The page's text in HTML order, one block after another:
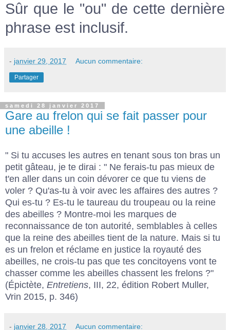
Sûr que le "ou" de cette dernière
phrase est inclusif.
- janvier 29, 2017 Aucun commentaire:
Partager
samedi 28 janvier 2017
Gare au frelon qui se fait passer pour
une abeille !
" Si tu accuses les autres en tenant sous ton bras un
petit gâteau, je te dirai : " Ne ferais-tu pas mieux de
t'en aller dans un coin dévorer ce que tu viens de
voler ? Qu'as-tu à voir avec les affaires des autres ?
Qui es-tu ? Es-tu le taureau du troupeau ou la reine
des abeilles ? Montre-moi les marques de
reconnaissance de ton autorité, semblables à celles
que la reine des abeilles tient de la nature. Mais si tu
es un frelon et réclame en justice la royauté des
abeilles, ne crois-tu pas que tes concitoyens vont te
chasser comme les abeilles chassent les frelons ?"
(Épictète, Entretiens, III, 22, édition Robert Muller,
Vrin 2015, p. 346)
- janvier 28, 2017 Aucun commentaire: